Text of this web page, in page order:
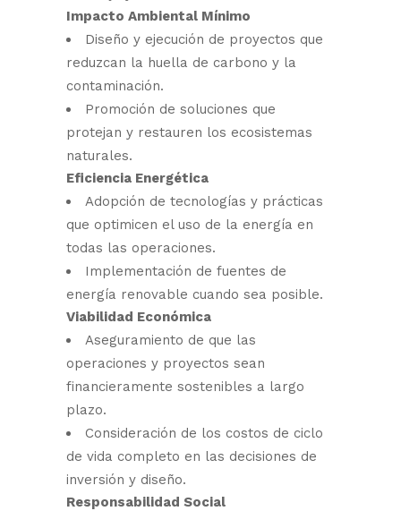
Impacto Ambiental Mínimo
Diseño y ejecución de proyectos que
reduzcan la huella de carbono y la
contaminación.
Promoción de soluciones que
protejan y restauren los ecosistemas
naturales.
Eficiencia Energética
Adopción de tecnologías y prácticas
que optimicen el uso de la energía en
todas las operaciones.
Implementación de fuentes de
energía renovable cuando sea posible.
Viabilidad Económica
Aseguramiento de que las
operaciones y proyectos sean
financieramente sostenibles a largo
plazo.
Consideración de los costos de ciclo
de vida completo en las decisiones de
inversión y diseño.
Responsabilidad Social